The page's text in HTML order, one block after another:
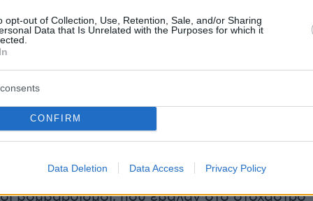
opt-out of Collection, Use, Retention, Sale, and/or Sharing
Data that Is Unrelated with the Purposes for which it
CONFIRM
Data Deletion Data Access Privacy Policy
των ΗΠΑ διεξήγαγαν τη νύχτα της
Πέμπτη νέους βομβαρδισμούς στο Ιράν, που
στρατιωτικών βάσεων στο Κουβέιτ και στο
διεμήνυσε πως στο εξής όλα τα πλοία που
να διασχίσουν τοστενό του Ορμούζθα
βομβαρδισμοί, που έβαλαν στο στόχαστρο